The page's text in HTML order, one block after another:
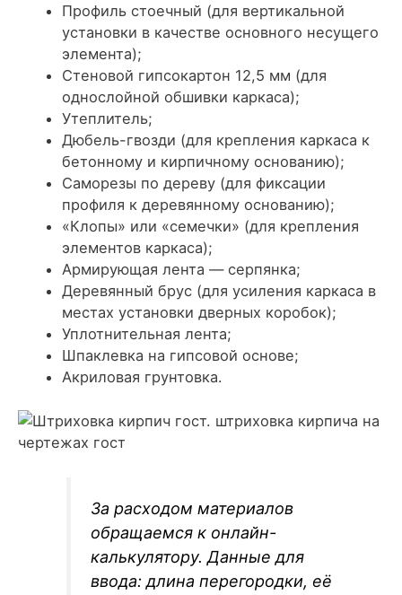
Профиль стоечный (для вертикальной
установки в качестве основного несущего
элемента);
Стеновой гипсокартон 12,5 мм (для
однослойной обшивки каркаса);
Утеплитель;
Дюбель-гвозди (для крепления каркаса к
бетонному и кирпичному основанию);
Саморезы по дереву (для фиксации
профиля к деревянному основанию);
«Клопы» или «семечки» (для крепления
элементов каркаса);
Армирующая лента — серпянка;
Деревянный брус (для усиления каркаса в
местах установки дверных коробок);
Уплотнительная лента;
Шпаклевка на гипсовой основе;
Акриловая грунтовка.
За расходом материалов
обращаемся к онлайн-
калькулятору. Данные для
ввода: длина перегородки, её